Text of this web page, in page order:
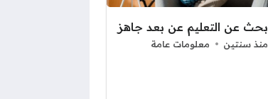
بحث عن التعليم عن بعد جاهز
منذ سنتين معلومات عامة